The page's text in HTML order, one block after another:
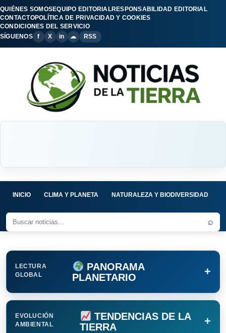
QUIÉNES SOMOSEQUIPO EDITORIALRESPONSABILIDAD EDITORIAL
CONTACTOPOLÍTICA DE PRIVACIDAD Y COOKIES
CONDICIONES DEL SERVICIO
SÍGUENOS
f X in ☁ RSS
INICIO CLIMA Y PLANETA NATURALEZA Y BIODIVERSIDAD
⌕
LECTURA
GLOBAL
PANORAMA
PLANETARIO
+
EVOLUCIÓN
AMBIENTAL
TENDENCIAS DE LA
TIERRA
+